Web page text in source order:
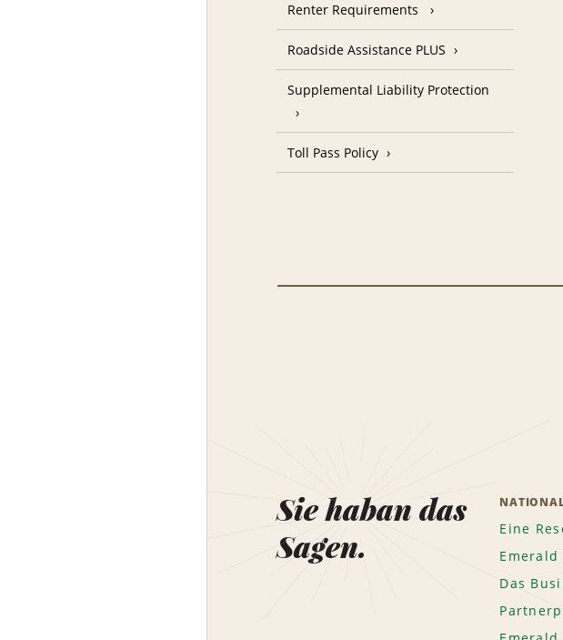
Renter Requirements
Roadside Assistance PLUS
Supplemental Liability Protection
Toll Pass Policy
Sie haban das
Sagen.
Eine
Emerald
Das